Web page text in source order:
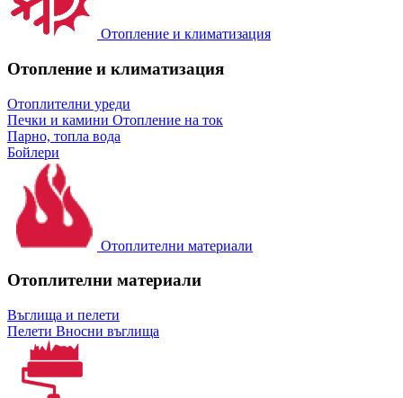
Отопление и климатизация
Отопление и климатизация
Отоплителни уреди
Печки и камини Отопление на ток
Парно, топла вода
Бойлери
Отоплителни материали
Отоплителни материали
Въглища и пелети
Пелети Вносни въглища